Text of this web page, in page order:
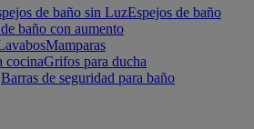
de baño sin LuzEspejos de baño
baño con aumento
Mamparas
cocinaGrifos para ducha
Barras de seguridad para baño